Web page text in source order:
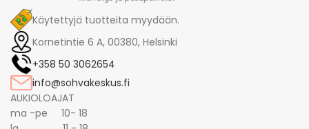
Käytettyjä tuotteita myydään.
Kornetintie 6 A, 00380, Helsinki
+358 50 3062654
info@sohvakeskus.fi
AUKIOLOAJAT
ma -pe 10- 18